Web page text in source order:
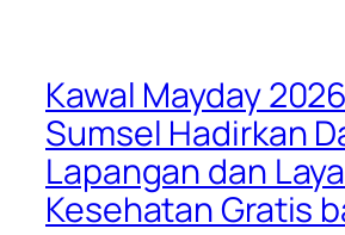
Kawal Mayday
Sumsel Hadirkan
Lapangan dan
Kesehatan Gratis